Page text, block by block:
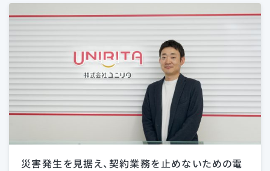
災害発生を見据え、契約業務を止めないための電